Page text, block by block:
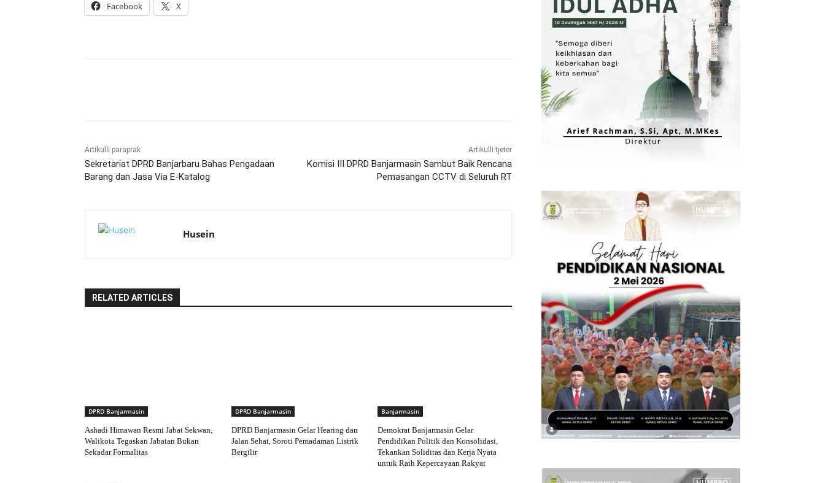
Facebook X
Artikulli paraprak
Sekretariat DPRD Banjarbaru Bahas Pengadaan
Barang dan Jasa Via E-Katalog
Artikulli tjetër
Komisi III DPRD Banjarmasin Sambut Baik Rencana
Pemasangan CCTV di Seluruh RT
Husein
RELATED ARTICLES
DPRD Banjarmasin
Ashadi Himawan Resmi Jabat Sekwan,
Walikota Tegaskan Jabatan Bukan
Sekadar Formalitas
DPRD Banjarmasin
DPRD Banjarmasin Gelar Hearing dan
Jalan Sehat, Soroti Pemadaman Listrik
Bergilir
Banjarmasin
Demokrat Banjarmasin Gelar
Pendidikan Politik dan Konsolidasi,
Tekankan Soliditas dan Kerja Nyata
untuk Raih Kepercayaan Rakyat